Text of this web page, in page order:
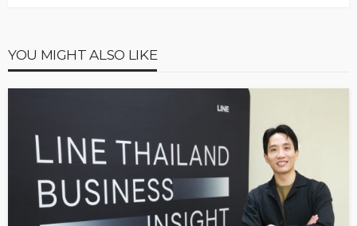
YOU MIGHT ALSO LIKE